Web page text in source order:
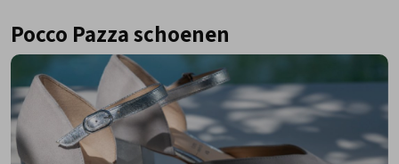
Pocco Pazza schoenen